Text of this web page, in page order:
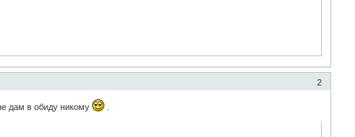
2
дам в обиду никому